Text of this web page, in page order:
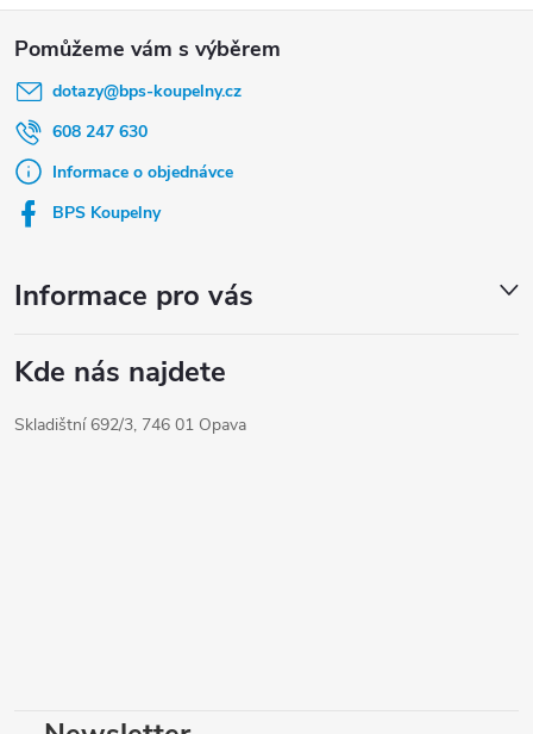
dotazy@bps-koupelny.cz
608 247 630
Informace o objednávce
BPS Koupelny
Informace pro vás
Kde nás najdete
Skladištní 692/3, 746 01 Opava